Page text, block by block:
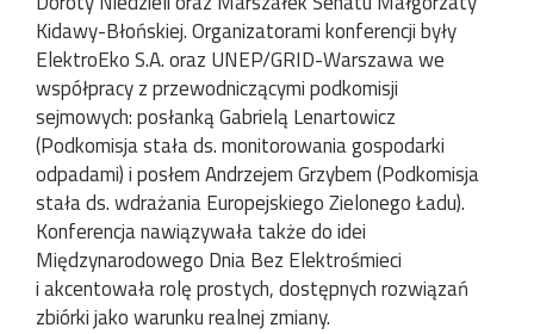
Kidawy-Błońskiej. Organizatorami konferencji były
ElektroEko S.A. oraz UNEP/GRID-Warszawa we
współpracy z przewodniczącymi podkomisji
sejmowych: posłanką Gabrielą Lenartowicz
(Podkomisja stała ds. monitorowania gospodarki
odpadami) i posłem Andrzejem Grzybem (Podkomisja
stała ds. wdrażania Europejskiego Zielonego Ładu).
Konferencja nawiązywała także do idei
Międzynarodowego Dnia Bez Elektrośmieci
i akcentowała rolę prostych, dostępnych rozwiązań
zbiórki jako warunku realnej zmiany.